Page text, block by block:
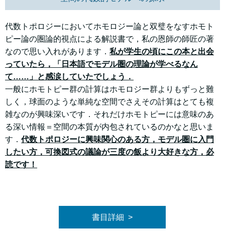
代数トポロジーにおいてホモロジー論と双璧をなすホモト
ピー論の圏論的視点による解説書で，私の恩師の師匠の著
なので思い入れがあります． 私が学生の頃にこの本と出会
っていたら，「日本語でモデル圏の理論が学べるなん
て……」と感涙していたでしょう．
一般にホモトピー群の計算はホモロジー群よりもずっと難
しく，球面のような単純な空間でさえその計算はとても複
雑なのが興味深いです．それだけホモトピーには意味のあ
る深い情報＝空間の本質が内包されているのかなと思いま
す．代数トポロジーに興味関心のある方，モデル圏に入門
したい方，可換図式の議論が三度の飯より大好きな方，必
読です！
書目詳細